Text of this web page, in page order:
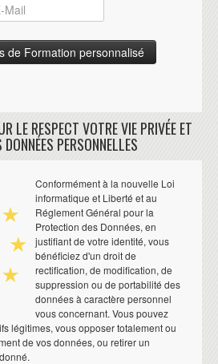
LE RESPECT VOTRE VIE PRIVÉE ET
PERSONNELLES
Conformément à la nouvelle Loi
informatique et Liberté et au
Réglement Général pour la
Protection des Données, en
justifiant de votre identité, vous
bénéficiez d'un droit de
rectification, de modification, de
suppression ou de portabilité des
données à caractère personnel
vous concernant. Vous pouvez
légitimes, vous opposer totalement ou
de vos données, ou retirer un